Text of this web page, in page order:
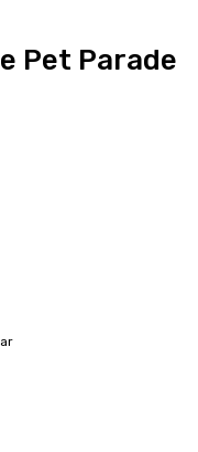
Pet Parade